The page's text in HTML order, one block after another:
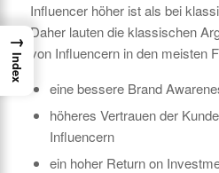
Influencer höher ist als bei
Daher lauten die klassischen
von Influencern in den meisten
eine bessere Brand
höheres Vertrauen der
Influencern
ein hoher Return on
→
Index